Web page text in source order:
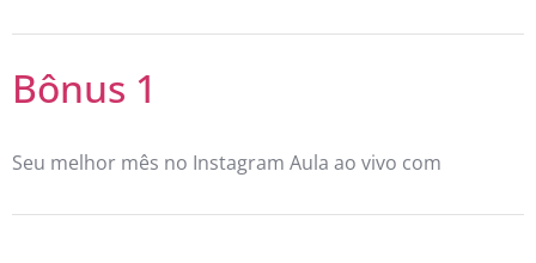
Bônus 1
Seu melhor mês no Instagram Aula ao vivo com